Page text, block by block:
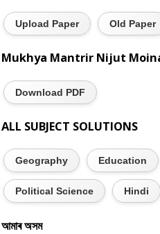
Upload Paper Old Paper
Mukhya Mantrir Nijut
Download PDF
ALL SUBJECT SOLUTIONS
Geography Education
Political Science Hindi
আমাৰ অসম